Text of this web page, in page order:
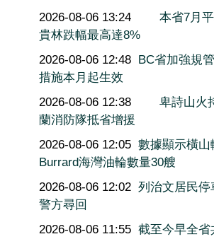
2026-08-06 13:24
本省7月
貴林跌幅最高達8%
2026-08-06 12:48 BC省加強規
措施本月起生效
2026-08-06 12:38
卑詩山火
蘭消防隊抵省增援
2026-08-06 12:05 數據顯示橫
Burrard海灣油輪數量30艘
2026-08-06 12:02 列治文居民
警方尋回
2026-08-06 11:55 截至今早全